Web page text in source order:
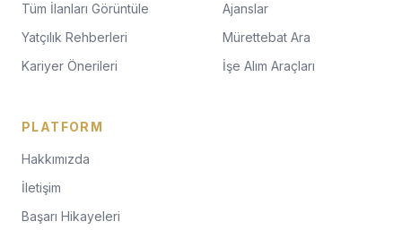
Tüm İlanları Görüntüle
Yatçılık Rehberleri
Kariyer Önerileri
Ajanslar
Mürettebat Ara
İşe Alım Araçları
PLATFORM
Hakkımızda
İletişim
Başarı Hikayeleri